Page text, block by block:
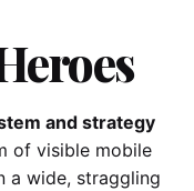
and strategy
of visible mobile
a wide, straggling